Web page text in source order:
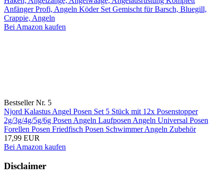
Anfänger Profi, Angeln Köder Set Gemischt für Barsch, Bluegill,
Crappie, Angeln
Bei Amazon kaufen
Bestseller Nr. 5
Njord Kalastus Angel Posen Set 5 Stück mit 12x Posenstopper
2g/3g/4g/5g/6g Posen Angeln Laufposen Angeln Universal Posen
Forellen Posen Friedfisch Posen Schwimmer Angeln Zubehör
17,99 EUR
Bei Amazon kaufen
Disclaimer